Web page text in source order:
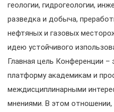
геологии, гидрогеологии,
разведка и добыча,
нефтяных и газовых
идею устойчивого
Главная цель Конференции –
платформу академикам и
междисциплинарными
мнениями. В этом